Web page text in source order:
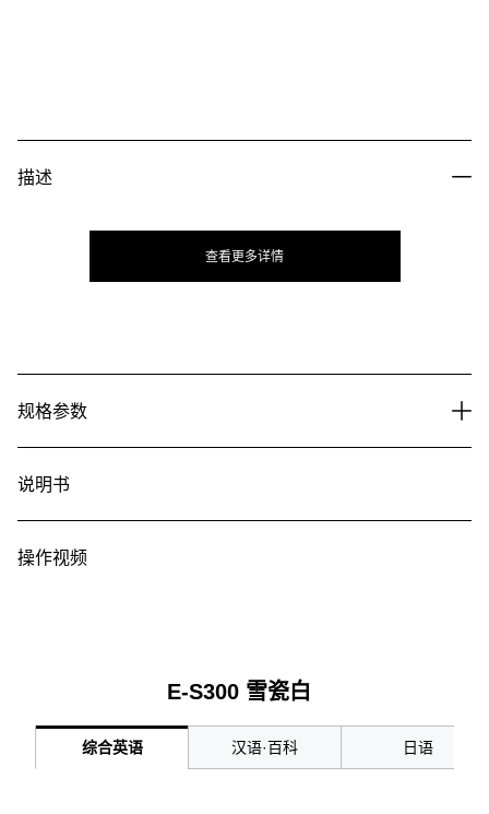
描述
查看更多详情
规格参数
说明书
操作视频
E-S300 雪瓷白
综合英语 汉语·百科 日语